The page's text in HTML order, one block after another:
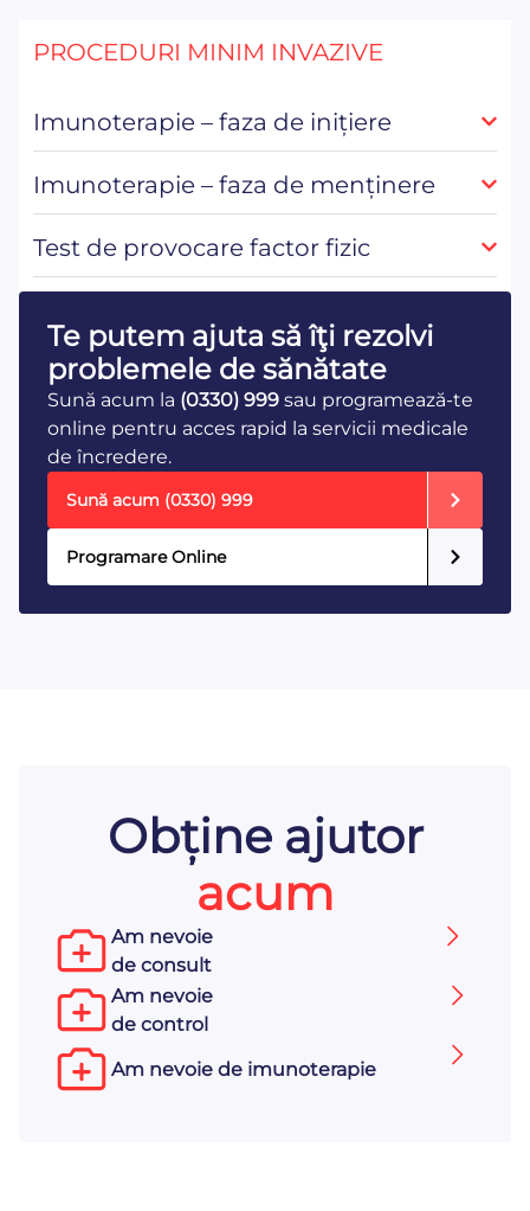
PROCEDURI MINIM INVAZIVE
Imunoterapie – faza de inițiere
Imunoterapie – faza de menținere
Test de provocare factor fizic
Te putem ajuta să îţi rezolvi
problemele de sănătate
Sună acum la (0330) 999 sau programează-te
online pentru acces rapid la servicii medicale
de încredere.
Sună acum (0330) 999
Programare Online
Obține ajutor
acum
Am nevoie
de consult
Am nevoie
de control
Am nevoie de imunoterapie